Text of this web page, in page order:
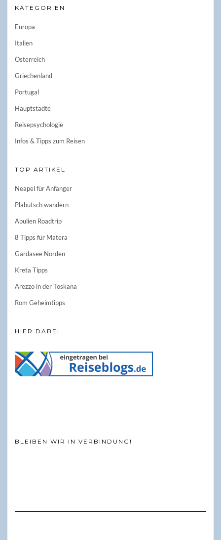
KATEGORIEN
Europa
Italien
Österreich
Griechenland
Portugal
Hauptstädte
Reisepsychologie
Infos & Tipps zum Reisen
TOP ARTIKEL
Neapel für Anfänger
Plabutsch wandern
Apulien Roadtrip
8 Tipps für Matera
Gardasee Norden
Kreta Tipps
Arezzo in der Toskana
Rom Geheimtipps
HIER DABEI
BLEIBEN WIR IN VERBINDUNG!